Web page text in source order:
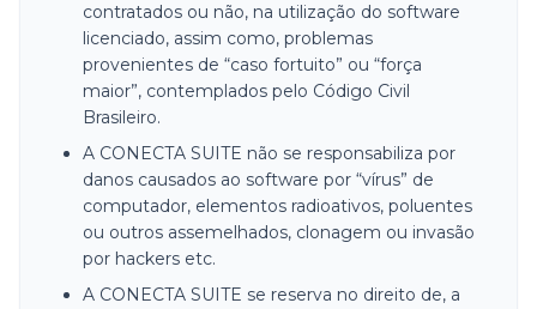
contratados ou não, na utilização do software
licenciado, assim como, problemas
provenientes de “caso fortuito” ou “força
maior”, contemplados pelo Código Civil
Brasileiro.
A CONECTA SUITE não se responsabiliza por
danos causados ao software por “vírus” de
computador, elementos radioativos, poluentes
ou outros assemelhados, clonagem ou invasão
por hackers etc.
A CONECTA SUITE se reserva no direito de, a